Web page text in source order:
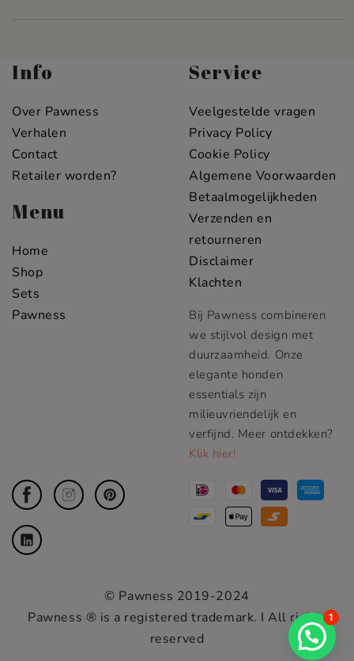
Info
Over Pawness
Verhalen
Contact
Retailer worden?
Menu
Home
Shop
Sets
Pawness
Service
Veelgestelde vragen
Privacy Policy
Cookie Policy
Algemene Voorwaarden
Betaalmogelijkheden
Verzenden en
retourneren
Disclaimer
Klachten
Bij Pawness combineren
we stijlvol design met
duurzaamheid. Onze
elegante honden
essentials zijn
milieuvriendelijk en
verfijnd. Meer ontdekken?
Klik hier!
© Pawness 2019-2024
Pawness ® is a registered trademark. I All rights
reserved
1